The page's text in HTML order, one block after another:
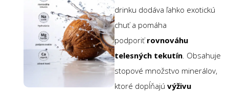
drinku dodáva ľahko exotickú
chuť a pomáha
podporiťrovnováhu
telesných tekutín . Obsahuje
stopové množstvo minerálov,
ktoré dopĺňajú výživu